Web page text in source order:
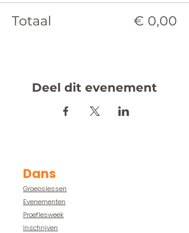
Totaal € 0,00
Deel dit evenement
Dans
Groepslessen
Evenementen
Proeflesweek
Inschrijven